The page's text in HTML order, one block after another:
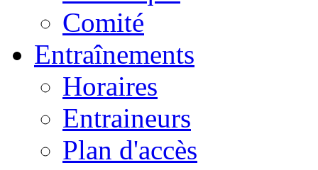
Comité
Entraînements
Horaires
Entraineurs
Plan d'accès